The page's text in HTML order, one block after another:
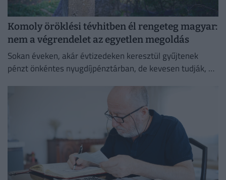
Komoly öröklési tévhitben él rengeteg magyar:
nem a végrendelet az egyetlen megoldás
Sokan éveken, akár évtizedeken keresztül gyűjtenek
pénzt önkéntes nyugdíjpénztárban, de kevesen tudják, mi